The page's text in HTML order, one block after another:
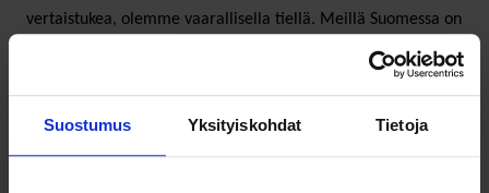
Suostumus Yksityiskohdat Tietoja
vertaistukea, olemme vaarallisella tiellä. Meillä Suomessa on
tasapuolisesti. Meidän on turvattava sote-järjestöjen